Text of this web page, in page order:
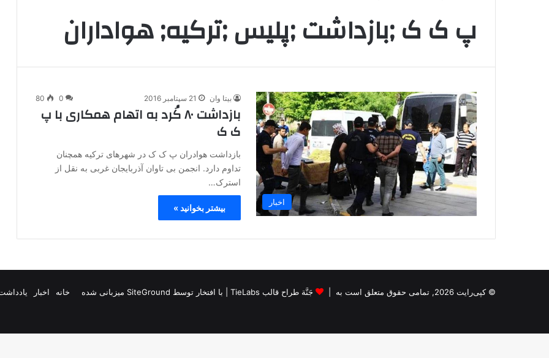
پ ک ک ;بازداشت ;پلیس ;ترکیه; هواداران
اخبار
بیتا وان 21 سپتامبر 2016 0
80
بازداشت ۸۰ کُرد به اتهام همکاری با پ
ک ک
بازداشت هوادران پ ک ک در شهرهای ترکیه همچنان
تداوم دارد. انجمن بی تاوان آذربایجان غربی به نقل از
استرک…
بیشتر بخوانید »
© کپی‌رایت 2026, تمامی حقوق متعلق است به | جَنَّة طراح قالب TieLabs | با افتخار توسط SiteGround میزبانی شده خانه اخبار